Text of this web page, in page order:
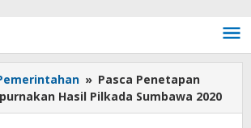
» Pasca Penetapan
Hasil Pilkada Sumbawa 2020